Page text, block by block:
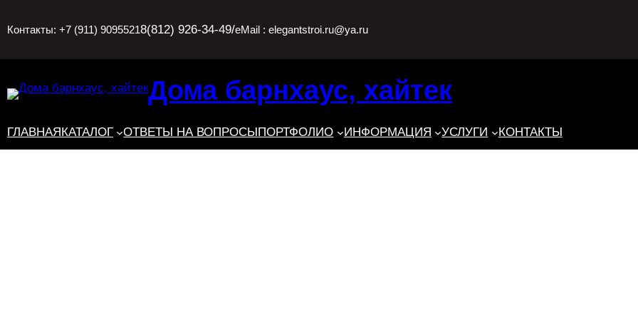
Контакты: +7 (911) 90955218(812) 926-34-49/eMail : elegantstroi.ru@ya.ru
Дома барнхаус, хайтек
ГЛАВНАЯКАТАЛОГ ОТВЕТЫ НА ВОПРОСЫПОРТФОЛИО ИНФОРМАЦИЯ УСЛУГИ КОНТАКТЫ